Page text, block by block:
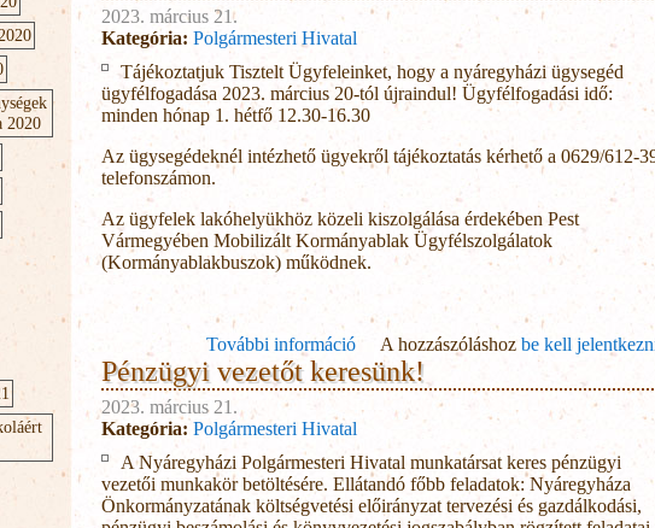
2023. március 21.
Kategória: Polgármesteri Hivatal
Tájékoztatjuk Tisztelt Ügyfeleinket, hogy a nyáregyházi ügysegéd
ügyfélfogadása 2023. március 20-tól újraindul! Ügyfélfogadási idő:
minden hónap 1. hétfő 12.30-16.30
Az ügysegédeknél intézhető ügyekről tájékoztatás kérhető a 0629/612-
telefonszámon.
Az ügyfelek lakóhelyükhöz közeli kiszolgálása érdekében Pest
Vármegyében Mobilizált Kormányablak Ügyfélszolgálatok
(Kormányablakbuszok) működnek.
További információ
Újraindul az ügysegéd
tartalommal
A hozzászóláshoz be kell
Pénzügyi vezetőt keresünk!
2023. március 21.
Kategória: Polgármesteri Hivatal
A Nyáregyházi Polgármesteri Hivatal munkatársat keres pénzügyi
vezetői munkakör betöltésére. Ellátandó főbb feladatok: Nyáregyháza
Önkormányzatának költségvetési előirányzat tervezési és gazdálkodási,